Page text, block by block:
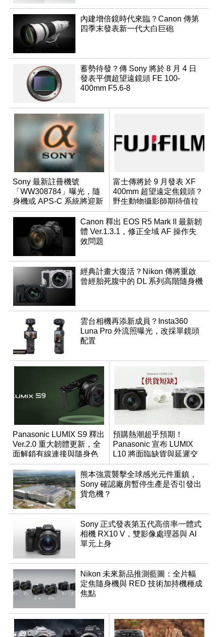
內建增倍鏡時代來臨？Canon 傳第
四季末發表新一代大白巨砲
蓄勢待發？傳 Sony 將於 8 月 4 日
發表平價超望遠鏡頭 FE 100-
400mm F5.6-8
Sony 最新註冊機號
「WW308784」曝光，隨
身機或 APS-C 系統將迎新
成員？
富士傳將於 9 月發表 XF
400mm 超望遠定焦鏡頭？
野生動物攝影師期待值拉
滿
Canon 釋出 EOS R5 Mark II 最新韌
體 Ver.1.3.1，修正全域 AF 操作失
效問題
經典計畫大復活？Nikon 傳將重啟
曾經胎死腹中的 DL 系列高階隨身機
雲台相機再添新成員？Insta360
Luna Pro 外流照曝光，改採單鏡頭
配置
Panasonic LUMIX S9 釋出
Ver.2.0 重大韌體更新，全
面解鎖有線連接與隨身色
調編輯
預購熱潮超乎預期！
Panasonic 宣布 LUMIX
L10 將面臨缺貨與延遲交
貨時間
熊本強震襲擊全球感光元件重鎮，
Sony 確認廠房暫停生產是否引發出
貨危機？
Sony 正式發表第五代高倍率一體式
相機 RX10 V，雙影像處理器與 AI
單元上身
Nikon 未來新品推測藍圖：全片幅
定焦隨身機與 RED 技術加持機種成
焦點